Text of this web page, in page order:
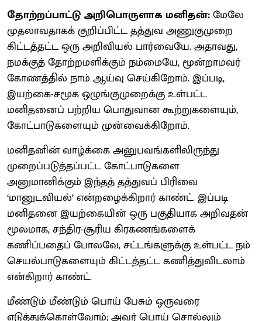
தோற்றப்பாட்டு அறிபொருளாக மனிதன்:மேலே
முதலாவதாகக் குறிப்பிட்ட தத்துவ அணுகுமுறை
கிட்டத்தட்ட ஒரு அறிவியல் பார்வையே. அதாவது,
நமக்குத் தோற்றமளிக்கும் நம்மையே, மூன்றாமவர்
கோணத்தில் நாம் ஆய்வு செய்கிறோம். இப்படி,
இயற்கை-சமூக ஒழுங்குமுறைக்கு உள்பட்ட
மனிதனைப் பற்றிய பொதுவான கூற்றுகளையும்,
கோட்பாடுகளையும் முன்வைக்கிறோம்.
மனிதனின் வாழ்க்கை அனுபவங்களிலிருந்து
முறைப்படுத்தப்பட்ட கோட்பாடுகளை
அனுமானிக்கும் இந்தத் தத்துவப் பிரிவை
‘மானுடவியல்’ என்றழைக்கிறார் காண்ட். இப்படி
மனிதனை இயற்கையின் ஒரு பகுதியாக அறிவதன்
மூலமாக, சந்திர-சூரிய கிரகணங்களைக்
கணிப்பதைப் போலவே, சட்டங்களுக்கு உள்பட்ட நம்
செயல்பாடுகளையும் கிட்டத்தட்ட கணித்துவிடலாம்
என்கிறார் காண்ட்.
மீண்டும் மீண்டும் பொய் பேசும் ஒருவரை
எடுத்துக்கொள்வோம்; அவர் பொய் சொல்லும்